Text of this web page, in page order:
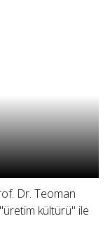
Dr. Teoman
kültürü" ile